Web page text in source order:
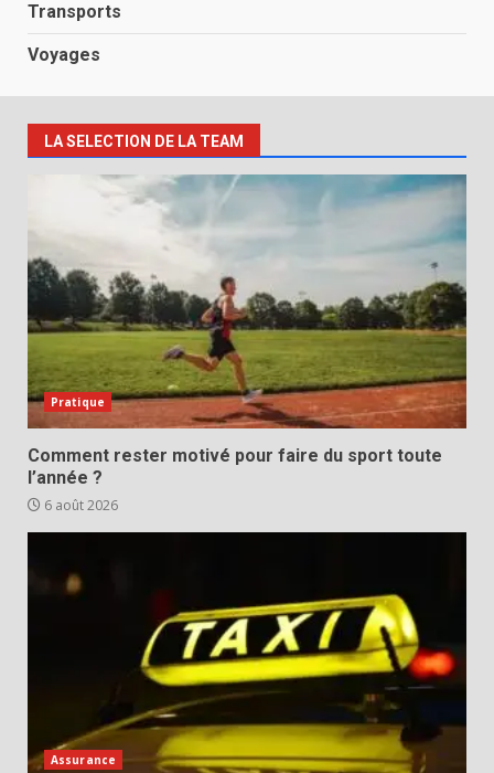
Transports
Voyages
LA SELECTION DE LA TEAM
Pratique
Comment rester motivé pour faire du sport toute
l’année ?
6 août 2026
Assurance